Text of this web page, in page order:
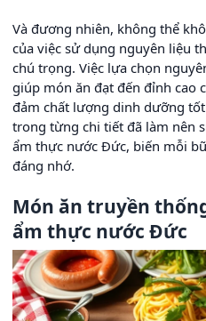
Và đương nhiên, không thể
của việc sử dụng nguyên liệu
chú trọng. Việc lựa chọn
giúp món ăn đạt đến đỉnh cao
đảm chất lượng dinh dưỡng
trong từng chi tiết đã làm nên
ẩm thực nước Đức, biến mỗi
đáng nhớ.
Món ăn truyền
ẩm thực nước Đức